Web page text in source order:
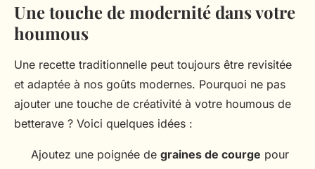
Une touche de modernité dans votre
houmous
Une recette traditionnelle peut toujours être revisitée
et adaptée à nos goûts modernes. Pourquoi ne pas
ajouter une touche de créativité à votre houmous de
betterave ? Voici quelques idées :
Ajoutez une poignée de graines de courge pour